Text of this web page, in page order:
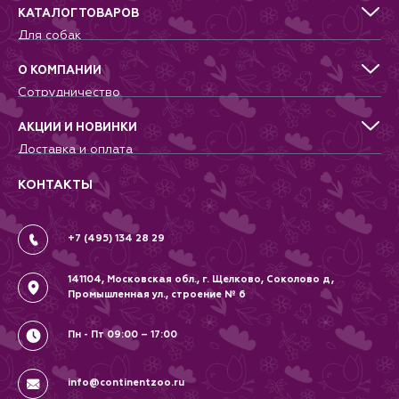
Доступные размеры: XS, S, M, L
Рекомендации по уходу:
бережная машинная стирка.
Никакой сушки в барабане.
Материал: полиэстер, неопрен.
КАТАЛОГ ТОВАРОВ
Для собак
Для кошек
Для грызунов
Для птиц
Аквариумистика, пруд, море
Террариумистика
О КОМПАНИИ
Сотрудничество
Питомникам
Добрые дела
Новости
Контакты
Вопрос-Ответ
АКЦИИ И НОВИНКИ
Доставка и оплата
Гарантии и возврат
Вакансии
Политика
Соглашение
КОНТАКТЫ
+7 (495) 134 28 29
141104, Московская обл., г. Щелково, Соколово д,
Промышленная ул., строение № 6
Пн - Пт 09:00 – 17:00
info@continentzoo.ru